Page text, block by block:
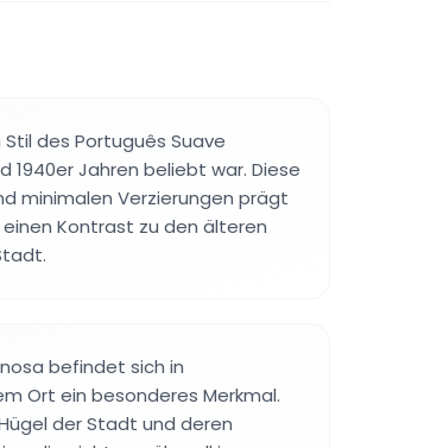
des Português Suave
1940er Jahren beliebt war. Diese
minimalen Verzierungen prägt
Kontrast zu den älteren
befindet sich in
Ort ein besonderes Merkmal.
der Stadt und deren